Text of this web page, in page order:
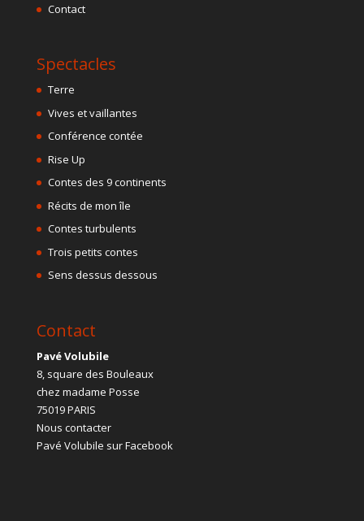
Contact
Spectacles
Terre
Vives et vaillantes
Conférence contée
Rise Up
Contes des 9 continents
Récits de mon île
Contes turbulents
Trois petits contes
Sens dessus dessous
Contact
Pavé Volubile
8, square des Bouleaux
chez madame Posse
75019 PARIS
Nous contacter
Pavé Volubile sur Facebook